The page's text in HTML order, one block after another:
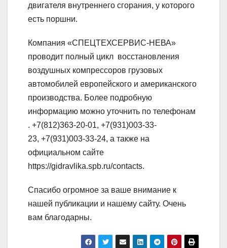
двигателя внутреннего сгорания, у которого
есть поршни.
Компания «СПЕЦТЕХСЕРВИС-НЕВА»
проводит полный цикл восстановления
воздушных компрессоров грузовых
автомобилей европейского и американского
производства. Более подробную
информацию можно уточнить по телефонам
. +7(812)363-20-01, +7(931)003-33-
23, +7(931)003-33-24, а также на
официальном сайте
https://gidravlika.spb.ru/contacts.
Спасибо огромное за ваше внимание к
нашей публикации и нашему сайту. Очень
вам благодарны.